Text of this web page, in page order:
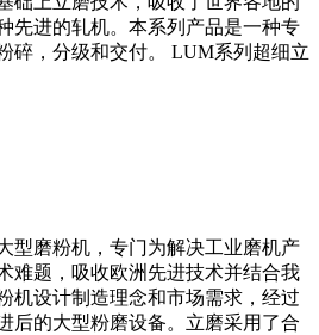
先进的轧机。本系列产品是一种专
碎，分级和交付。 LUM系列超细立
型磨粉机，专门为解决工业磨机产
难题，吸收欧洲先进技术并结合我
机设计制造理念和市场需求，经过
后的大型粉磨设备。立磨采用了合